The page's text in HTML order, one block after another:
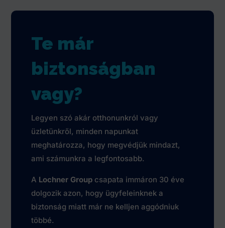
Te már
biztonságban
vagy?
Legyen szó akár otthonunkról vagy
üzletünkről, minden napunkat
meghatározza, hogy megvédjük mindazt,
ami számunkra a legfontosabb.
A Lochner Group csapata immáron 30 éve
dolgozik azon, hogy ügyfeleinknek a
biztonság miatt már ne kelljen aggódniuk
többé.